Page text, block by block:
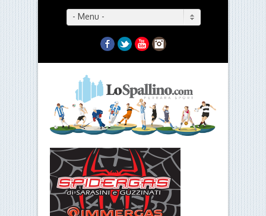
- Menu -
Facebook
TwitterYouTubeInstagram